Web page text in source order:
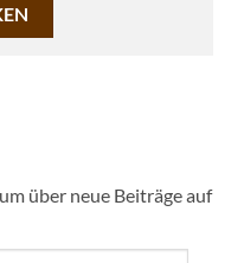
über neue Beiträge auf